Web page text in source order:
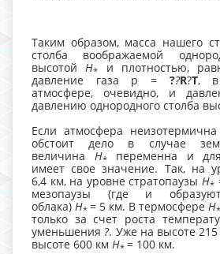
Таким образом, масса нашего
столба воображаемой
высотойH* и плотностью,
давление газа p = ??R?T, в
атмосфере, очевидно, и
давлению однородного столба
Если атмосфера
обстоит дело в случае
величина H*переменна и для
имеет свое значение. Так, на
6,4 км, на уровне стратопаузы H*
мезопаузы (где и
облака) H* = 5 км. В термосфере H*
только за счет роста
уменьшения ?. Уже на высоте
высоте 600 км H* = 100 км.